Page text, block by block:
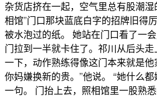
杂货店挤在一起，空气里总有股潮
相馆”门口那块蓝底白字的招牌旧得
被水泡过的纸。 她站在门口看了一
门拉到一半就卡住了。祁川从后头
一下，动作熟练得像这门本来就是
你妈嫌换新的贵。”他说。 “她什么
一句。 门抬上去，照相馆里一股熟